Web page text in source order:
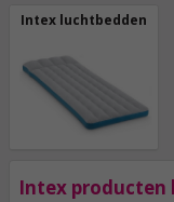
Intex luchtbedden
Intex producten